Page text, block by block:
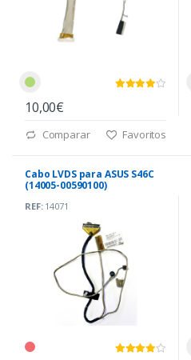
10,00€
Comparar Favoritos
Cabo LVDS para ASUS S46C
(14005-00590100)
REF:14071